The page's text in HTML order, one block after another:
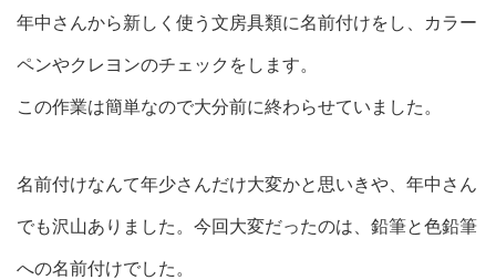
年中さんから新しく使う文房具類に名前付けをし、カラー
ペンやクレヨンのチェックをします。
この作業は簡単なので大分前に終わらせていました。
名前付けなんて年少さんだけ大変かと思いきや、年中さん
でも沢山ありました。今回大変だったのは、鉛筆と色鉛筆
への名前付けでした。